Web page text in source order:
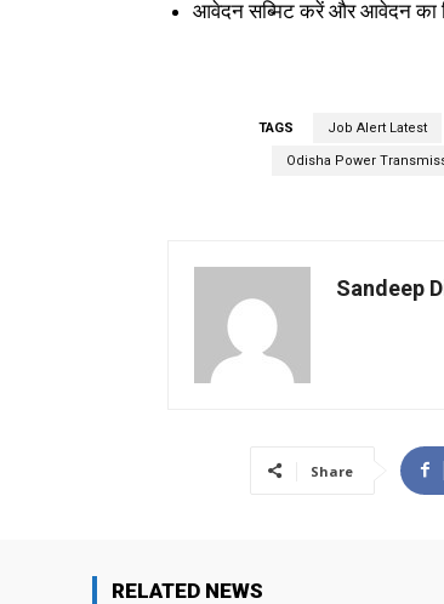
आवेदन सब्मिट करें और आवेदन
TAGS Job Alert Latest
Odisha Power
Sandeep
Share
RELATED NEWS